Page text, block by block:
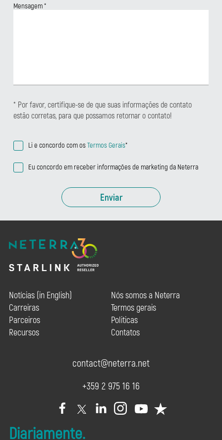
Mensagem*
* Por favor, certifique-se de que suas informações de contato
estão corretas, para que possamos retornar o contato!
Li e concordo com osTermos Gerais*
Eu concordo em receber informações de marketing da Neterra
Enviar
Notícias (in English)
Carreiras
Parceiros
Recursos
Nós somos a Neterra
Termos gerais
Politicas
Contatos
contact@neterra.net
+359 2 975 16 16
Diariamente.